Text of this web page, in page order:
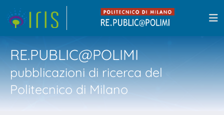
RE.PUBLIC@POLIMI
pubblicazioni di ricerca del
Politecnico di Milano